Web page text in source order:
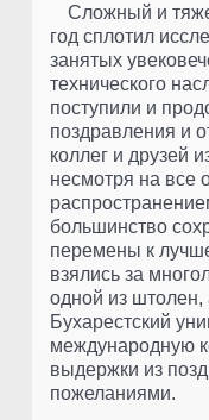
Сложный и
год сплотил
занятых
технического
поступили и
поздравления и
коллег и друзей
несмотря на все
большинство
перемены к
взялись за
одной из
Бухарестский
международную
выдержки из
пожеланиями.